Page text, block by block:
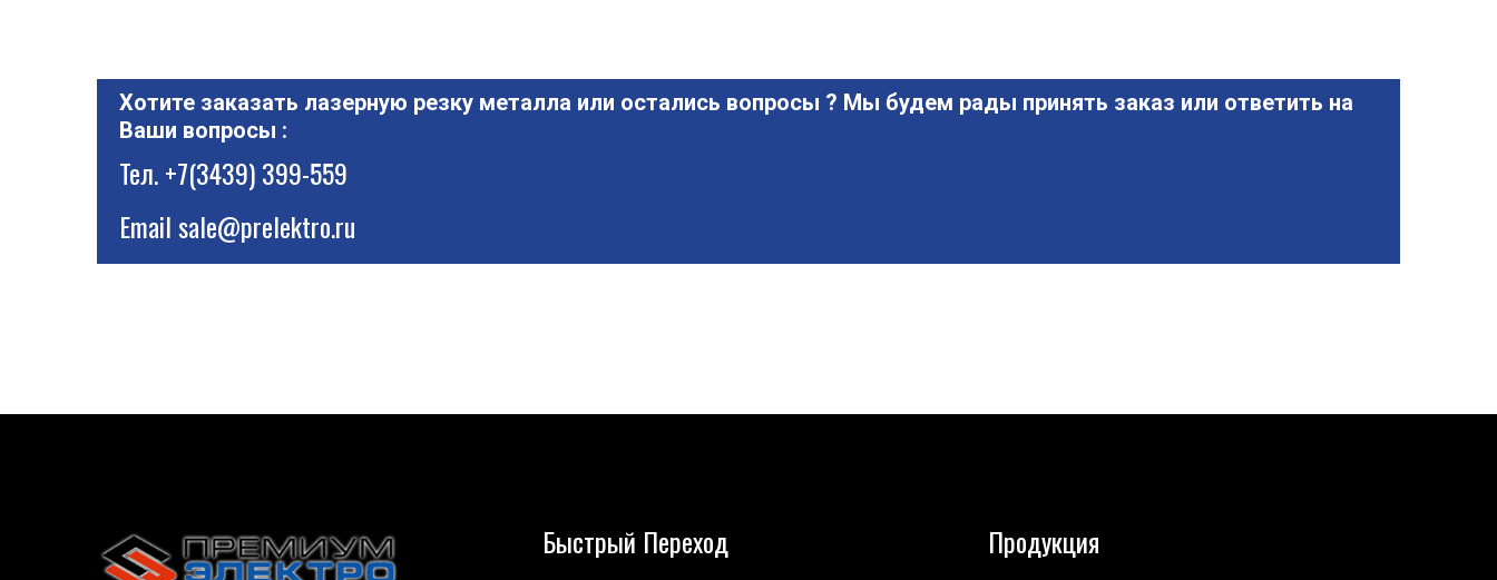
Хотите заказать лазерную резку металла или остались вопросы ? Мы будем рады принять заказ или ответить на
Ваши вопросы :
Тел.+7(3439) 399-559
Emailsale@prelektro.ru
Быстрый Переход Продукция